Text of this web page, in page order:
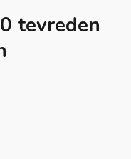
tevreden